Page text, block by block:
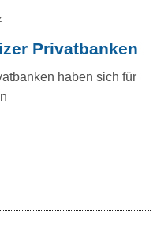
Privatbanken
haben sich für